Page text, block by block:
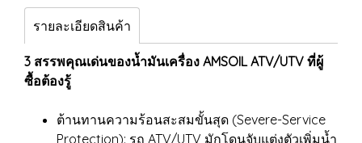
รายละเอียดสินค้า
3 สรรพคุณเด่นของน้ำมันเครื่อง AMSOIL ATV/UTV ที่ผู้
ซื้อต้องรู้
ต้านทานความร้อนสะสมขั้นสุด (Severe-Service
Protection): รถ ATV/UTV มักโดนจับแต่งตัวเพิ่มน้ำ